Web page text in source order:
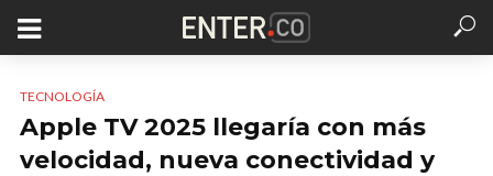
TECNOLOGÍA
Apple TV 2025 llegaría con más
velocidad, nueva conectividad y